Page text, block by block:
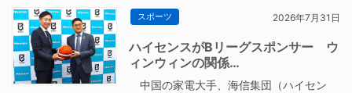
スポーツ 2026年7月31日
ハイセンスがBリーグスポンサー ウ
ィンウィンの関係…
中国の家電大手、海信集団（ハイセン